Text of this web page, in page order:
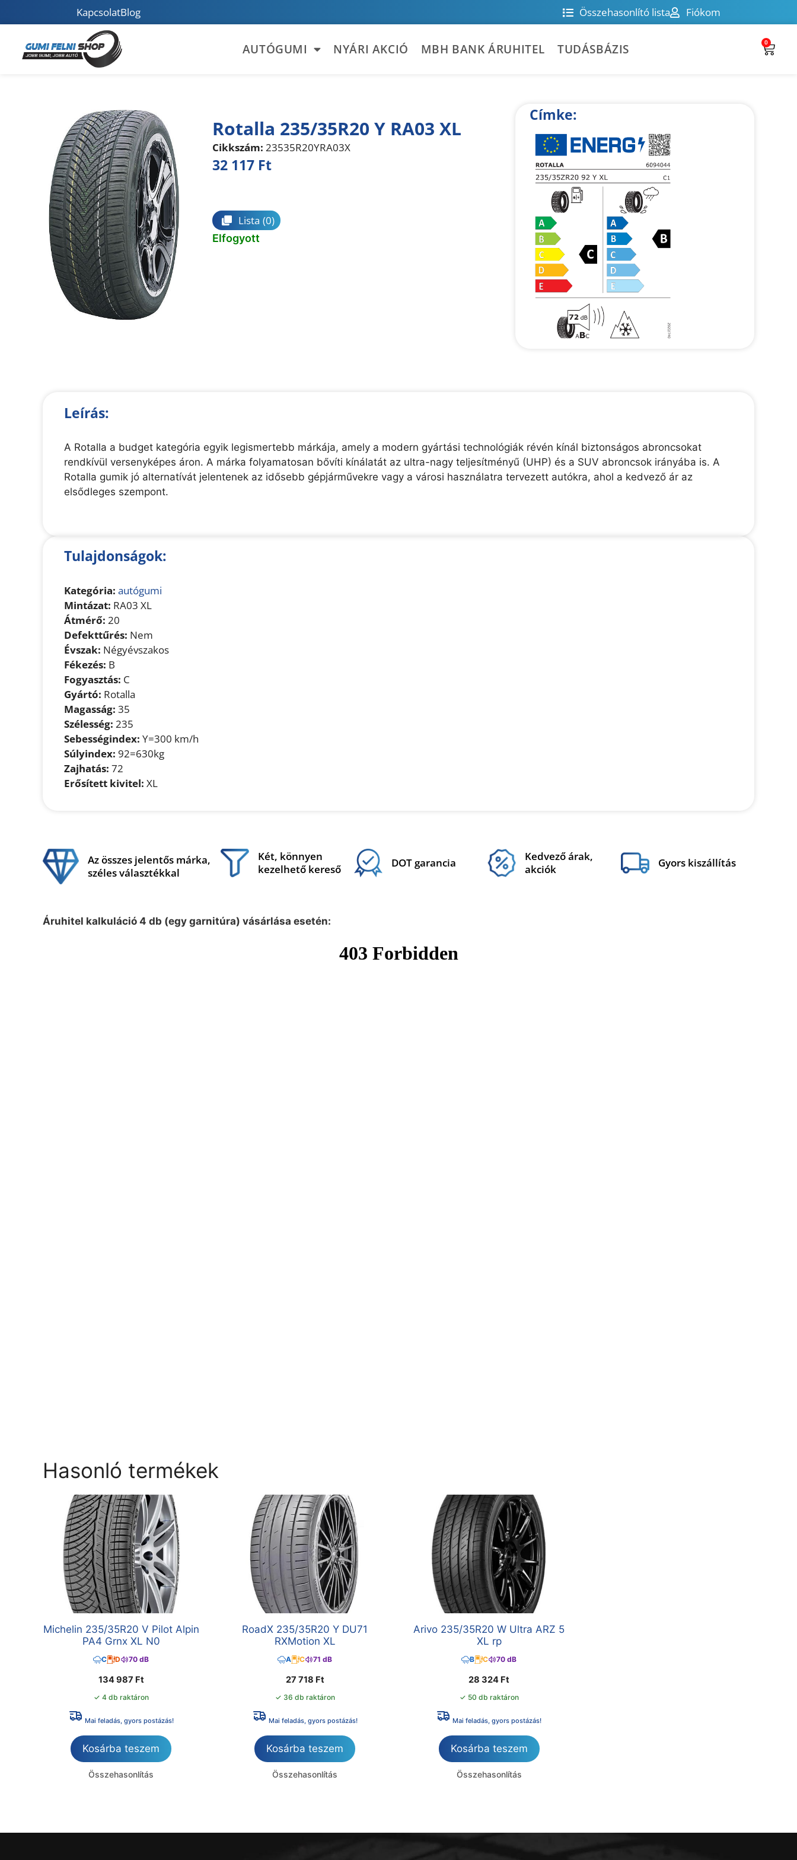
KapcsolatBlog Összehasonlító lista Fiókom
AUTÓGUMI NYÁRI AKCIÓ MBH BANK ÁRUHITEL TUDÁSBÁZIS 0
Rotalla 235/35R20 Y RA03 XL
Cikkszám: 23535R20YRA03X
32 117 Ft
Lista (0)
Elfogyott
Címke:
Leírás:
A Rotalla a budget kategória egyik legismertebb márkája, amely a modern gyártási technológiák révén kínál biztonságos abroncsokat
rendkívül versenyképes áron. A márka folyamatosan bővíti kínálatát az ultra-nagy teljesítményű (UHP) és a SUV abroncsok irányába is. A
Rotalla gumik jó alternatívát jelentenek az idősebb gépjárművekre vagy a városi használatra tervezett autókra, ahol a kedvező ár az
elsődleges szempont.
Tulajdonságok:
Kategória: autógumi
Mintázat: RA03 XL
Átmérő: 20
Defekttűrés: Nem
Évszak: Négyévszakos
Fékezés: B
Fogyasztás: C
Gyártó: Rotalla
Magasság: 35
Szélesség: 235
Sebességindex: Y=300 km/h
Súlyindex: 92=630kg
Zajhatás: 72
Erősített kivitel: XL
Az összes jelentős márka,
széles választékkal
Két, könnyen
kezelhető kereső
DOT garancia
Kedvező árak,
akciók
Gyors kiszállítás
Áruhitel kalkuláció 4 db (egy garnitúra) vásárlása esetén:
Hasonló termékek
Michelin 235/35R20 V Pilot Alpin
PA4 Grnx XL N0
C D 70 dB
134 987 Ft
✓ 4 db raktáron
Mai feladás, gyors postázás!
Kosárba teszem
Összehasonlítás
RoadX 235/35R20 Y DU71
RXMotion XL
A C 71 dB
27 718 Ft
✓ 36 db raktáron
Mai feladás, gyors postázás!
Kosárba teszem
Összehasonlítás
Arivo 235/35R20 W Ultra ARZ 5
XL rp
B C 70 dB
28 324 Ft
✓ 50 db raktáron
Mai feladás, gyors postázás!
Kosárba teszem
Összehasonlítás